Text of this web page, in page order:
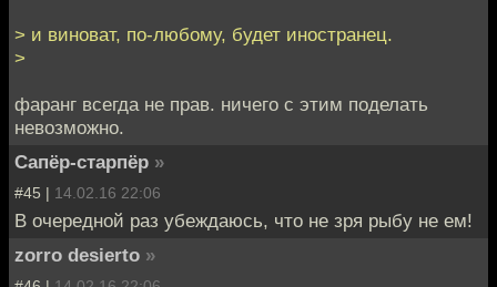
> и виноват, по-любому, будет иностранец.
>
фаранг всегда не прав. ничего с этим поделать
невозможно.
Сапёр-старпёр »
#45 | 14.02.16 22:06
В очередной раз убеждаюсь, что не зря рыбу не ем!
zorro desierto »